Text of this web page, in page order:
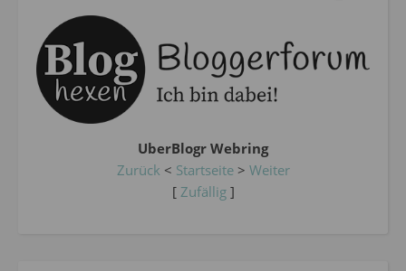
UberBlogr Webring
Zurück < Startseite> Weiter
[ Zufällig]